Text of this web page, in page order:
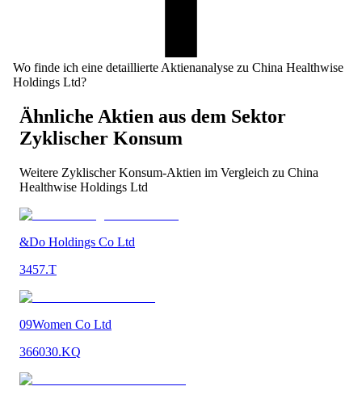
Wo finde ich eine detaillierte Aktienanalyse zu China Healthwise
Holdings Ltd?
Ähnliche Aktien aus dem Sektor
Zyklischer Konsum
Weitere Zyklischer Konsum-Aktien im Vergleich zu China
Healthwise Holdings Ltd
&Do Holdings Co Ltd
3457.T
09Women Co Ltd
366030.KQ